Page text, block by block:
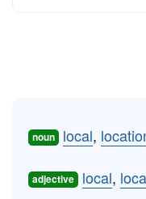
noun local,
adjective local,